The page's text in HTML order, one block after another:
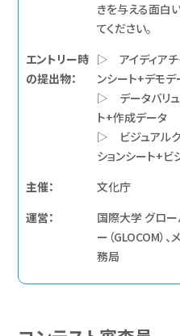
きを与える面白
てください。
エントリー時
の提出物：
▷ アイディアチ
ンシート+デモデ
▷ データバリュ
ト+作成データ
▷ ビジュアルク
ションシート+
主催：
文化庁
運営：
国際大学 グロー
ー（GLOCOM）
務局